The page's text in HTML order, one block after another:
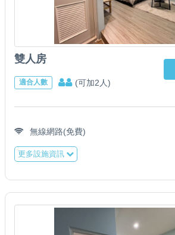
雙人房
適合人數 (可加2人)
無線網路(免費)
更多設施資訊